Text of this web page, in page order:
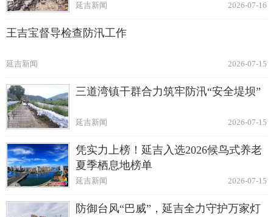
2026-07-16
延吉新闻
王吉宝督导检查防汛工作
2026-07-15
延吉新闻
三道湾镇干群合力筑牢防汛“安全堤坝”
2026-07-15
延吉新闻
凭实力上榜！延吉入选2026候鸟式养老
夏季栖息地榜单
2026-07-15
延吉新闻
防御台风“巴威”，延吉全力守护万家灯